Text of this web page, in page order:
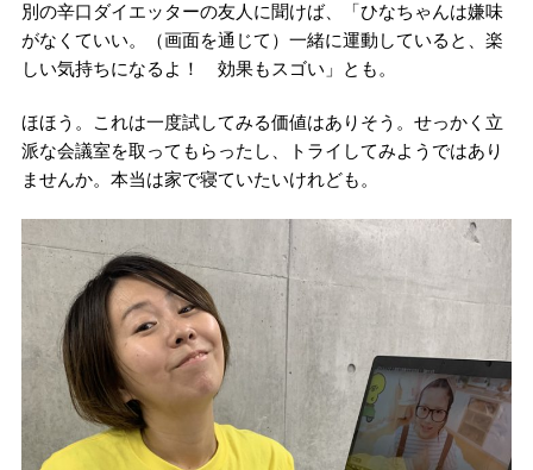
別の辛口ダイエッターの友人に聞けば、「ひなちゃんは嫌味
がなくていい。（画面を通じて）一緒に運動していると、楽
しい気持ちになるよ！ 効果もスゴい」とも。
ほほう。これは一度試してみる価値はありそう。せっかく立
派な会議室を取ってもらったし、トライしてみようではあり
ませんか。本当は家で寝ていたいけれども。